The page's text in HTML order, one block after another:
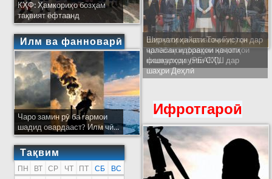
КҲФ: Ҳамкориҳо бозҳам
тақвият ёфтаанд
Илм ва фанноварӣ
Чаро замин рӯ ба гармои
шадид овардааст? Илм чӣ...
Тақвим
ПН ВТ СР ЧТ ПТ СБ
ВС
Ширкати ҳайати Тоҷикистон дар
ҷаласаи идораҳои наҷоти
кишварҳои узви СҲШ дар
шаҳри Деҳлӣ
Ифротгароӣ